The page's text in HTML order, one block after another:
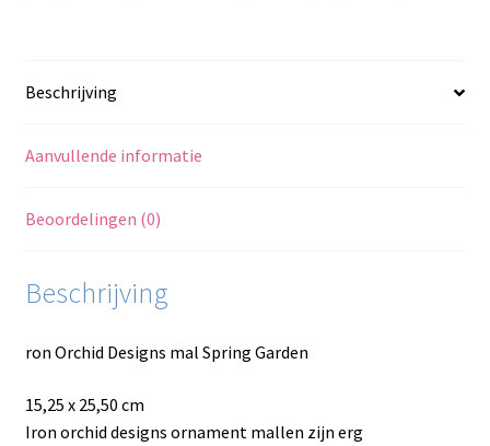
Beschrijving
Aanvullende informatie
Beoordelingen (0)
Beschrijving
ron Orchid Designs mal Spring Garden
15,25 x 25,50 cm
Iron orchid designs ornament mallen zijn erg